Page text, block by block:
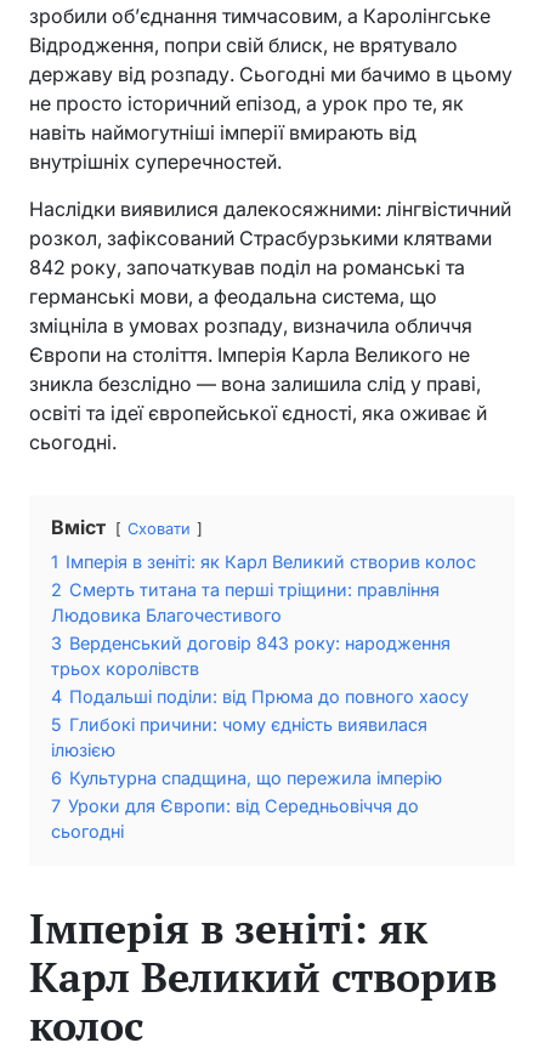
зробили об’єднання тимчасовим, а Каролінгське
Відродження, попри свій блиск, не врятувало
державу від розпаду. Сьогодні ми бачимо в цьому
не просто історичний епізод, а урок про те, як
навіть наймогутніші імперії вмирають від
внутрішніх суперечностей.
Наслідки виявилися далекосяжними: лінгвістичний
розкол, зафіксований Страсбурзькими клятвами
842 року, започаткував поділ на романські та
германські мови, а феодальна система, що
зміцніла в умовах розпаду, визначила обличчя
Європи на століття. Імперія Карла Великого не
зникла безслідно — вона залишила слід у праві,
освіті та ідеї європейської єдності, яка оживає й
сьогодні.
Вміст Сховати
1 Імперія в зеніті: як Карл Великий створив колос
2 Смерть титана та перші тріщини: правління
Людовика Благочестивого
3 Верденський договір 843 року: народження
трьох королівств
4 Подальші поділи: від Прюма до повного хаосу
5 Глибокі причини: чому єдність виявилася
ілюзією
6 Культурна спадщина, що пережила імперію
7 Уроки для Європи: від Середньовіччя до
сьогодні
Імперія в зеніті: як
Карл Великий створив
колос